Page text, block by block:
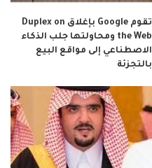
تقوم Google بإغلاق Duplex on
the Web ومحاولتها جلب الذكاء
الاصطناعي إلى مواقع البيع
بالتجزئة